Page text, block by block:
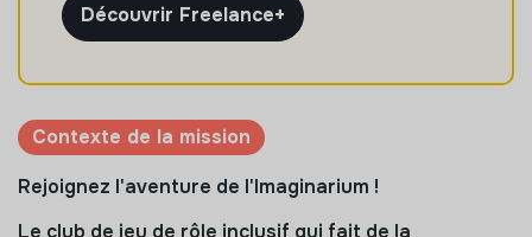
Découvrir Freelance+
Contexte de la mission
Rejoignez l'aventure de l'Imaginarium !
Le club de jeu de rôle inclusif qui fait de la